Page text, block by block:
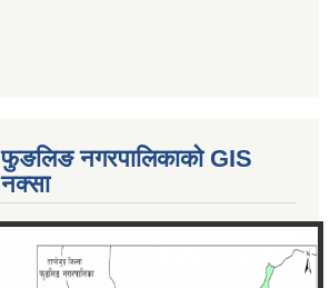
फुङलिङ नगरपालिकाको GIS
नक्सा